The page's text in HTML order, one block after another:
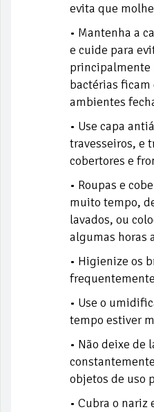
evita que
• Mantenha a
e cuide para
principalmente
bactérias ficam
ambientes
• Use capa
travesseiros, e
cobertores e
• Roupas e
muito tempo,
lavados, ou
algumas horas
• Higienize os
• Use o
tempo estiver
• Não deixe de
objetos de uso
• Cubra o nariz